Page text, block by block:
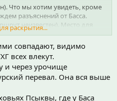
Что мы хотим увидеть, кроме
разъяснений от Басса.
неизвестен). Место для
озер по разные
и прохождение части
Краб. Можно часть группы
форель (Бзыбская поляна,
- нужно будет
- при невозможности обхода
раскрытия...
совпадают, видимо
всех влекут.
и через урочище
перевал. Она вся выше
Псыквы, где у Баса